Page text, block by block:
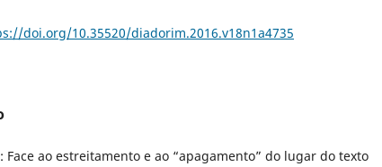
doi.org/10.35520/diadorim.2016.v18n1a4735
: Face ao estreitamento e ao “apagamento” do lugar do texto